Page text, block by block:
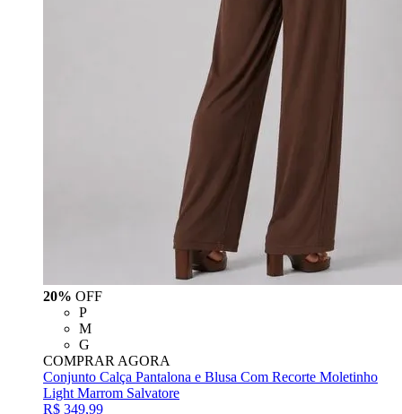
20% OFF
P
M
G
COMPRAR AGORA
Conjunto Calça Pantalona e Blusa Com Recorte Moletinho
Light Marrom Salvatore
R$ 349,99